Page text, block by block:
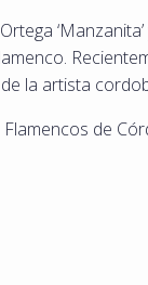
la artista
de